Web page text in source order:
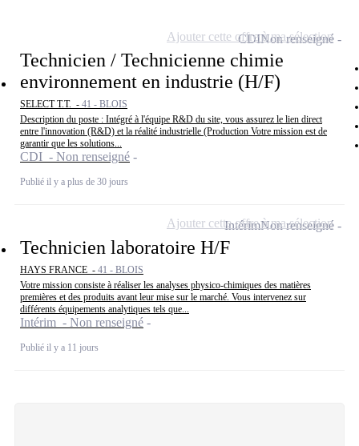
Technicien / Technicienne chimie
environnement en industrie (H/F)
SELECT T.T. - 41 - BLOIS
Description du poste : Intégré à l'équipe R&D du site, vous assurez le lien direct
entre l'innovation (R&D) et la réalité industrielle (Production Votre mission est de
garantir que les solutions...
CDI - Non renseigné
Publié il y a plus de 30 jours
CDINon renseigné
Ajouter cette offre à ma sélection
Technicien laboratoire H/F
HAYS FRANCE - 41 - BLOIS
Votre mission consiste à réaliser les analyses physico-chimiques des matières
premières et des produits avant leur mise sur le marché. Vous intervenez sur
différents équipements analytiques tels que...
Intérim - Non renseigné
Publié il y a 11 jours
IntérimNon renseigné
Ajouter cette offre à ma sélection